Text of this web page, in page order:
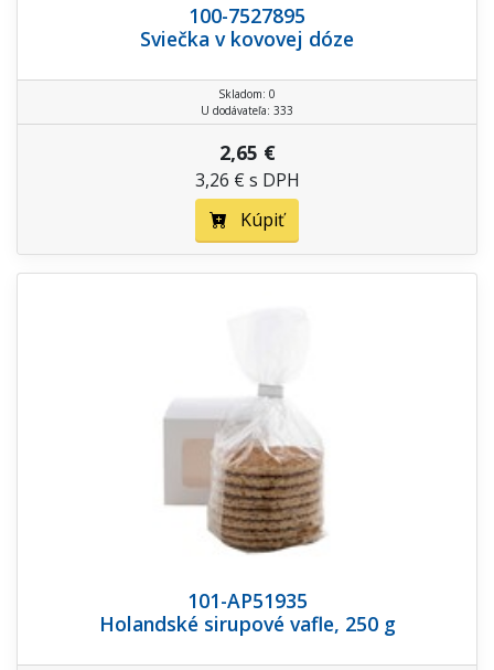
100-7527895
Sviečka v kovovej dóze
Skladom: 0
U dodávateľa: 333
2,65 €
3,26 € s DPH
Kúpiť
101-AP51935
Holandské sirupové vafle, 250 g